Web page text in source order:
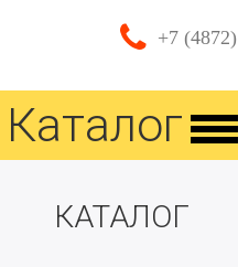
+7 (4872)
Каталог
КАТАЛОГ